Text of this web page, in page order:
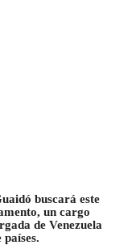
buscará este
un cargo
de Venezuela